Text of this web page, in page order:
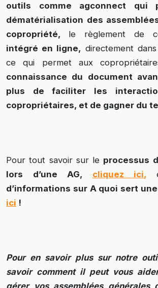
outils comme agconnect qui
dématérialisation des
copropriété, le règlement de
intégré en ligne, directement
ce qui permet aux
connaissance du document
plus de faciliter les
copropriétaires, et de gagner du
Pour tout savoir sur le processus
lors d’une AG, cliquez ici,
d’informations sur A quoi sert une
ici !
Pour en savoir plus sur notre
savoir comment il peut vous
gérer vos assemblées générales